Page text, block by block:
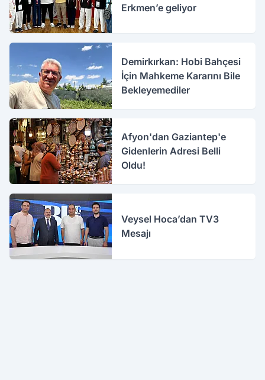
Erkmen’e geliyor
Demirkırkan: Hobi Bahçesi
İçin Mahkeme Kararını Bile
Bekleyemediler
Afyon'dan Gaziantep'e
Gidenlerin Adresi Belli
Oldu!
Veysel Hoca’dan TV3
Mesajı